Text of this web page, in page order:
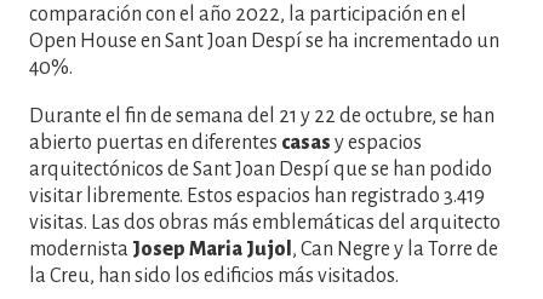
comparación con el año 2022, la participación en el
Open House en Sant Joan Despí se ha incrementado un
40%.
Durante el fin de semana del 21 y 22 de octubre, se han
abierto puertas en diferentes casas y espacios
arquitectónicos de Sant Joan Despí que se han podido
visitar libremente. Estos espacios han registrado 3.419
visitas. Las dos obras más emblemáticas del arquitecto
modernista Josep Maria Jujol , Can Negre y la Torre de
la Creu, han sido los edificios más visitados.